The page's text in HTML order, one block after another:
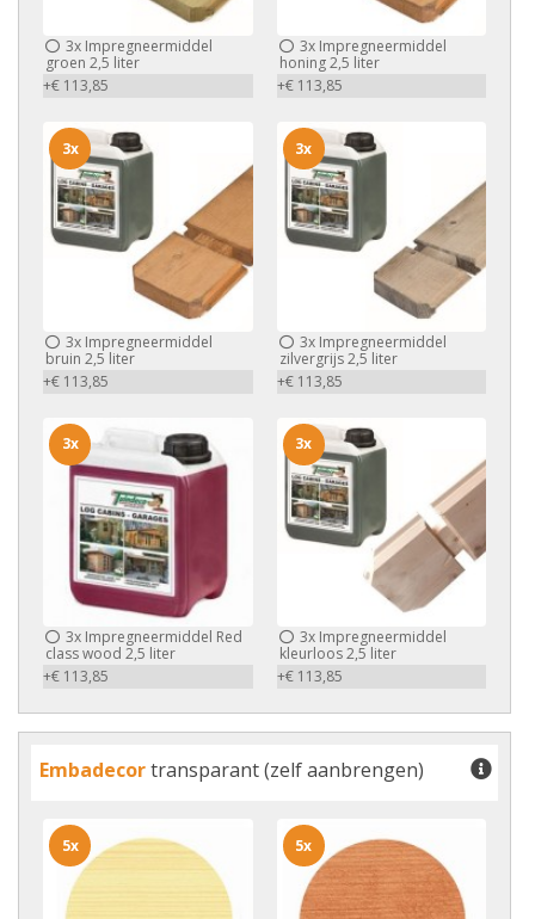
3x Impregneermiddel
groen 2,5 liter
+€ 113,85
3xImpregneermiddel
honing 2,5 liter
+€ 113,85
3x Impregneermiddel
bruin 2,5 liter
+€ 113,85
3x
3xImpregneermiddel
zilvergrijs 2,5 liter
+€ 113,85
3x
3x Impregneermiddel Red
class wood 2,5 liter
+€ 113,85
3x
3xImpregneermiddel
kleurloos 2,5 liter
+€ 113,85
3x
Embadecortransparant (zelf aanbrengen)
5x 5x